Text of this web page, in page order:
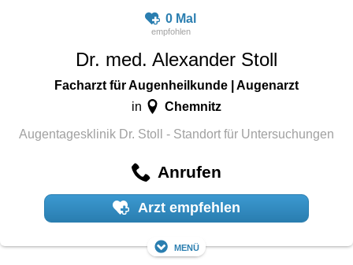
0 Mal
Dr. med. Alexander Stoll
Facharzt für Augenheilkunde | Augenarzt
in Chemnitz
Augentagesklinik Dr. Stoll - Standort für Untersuchungen
Anrufen
Arzt empfehlen
Menü